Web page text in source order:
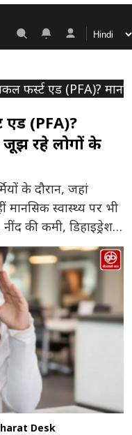
फर्स्ट एड (PFA)?
एड (PFA)?
जूझ रहे लोगों के
के दौरान, जहां
मानसिक स्वास्थ्य पर भी
की कमी, डिहाइड्रेशन
घबराहट,
बढ़ा सकते हैं। ऐसे समय
[…]
Desk